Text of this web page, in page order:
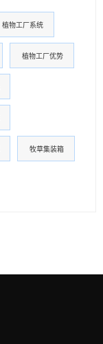
植物工厂系统
植物工厂优势
牧草集装箱